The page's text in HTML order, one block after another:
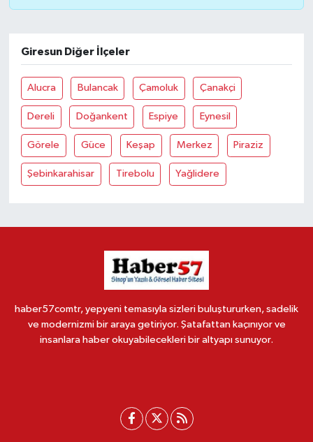
Giresun Diğer İlçeler
Alucra Bulancak Çamoluk Çanakçi
Dereli Doğankent Espiye Eynesil
Görele Güce Keşap Merkez Piraziz
Şebinkarahisar Tirebolu Yağlidere
haber57comtr, yepyeni temasıyla sizleri buluştururken, sadelik
ve modernizmi bir araya getiriyor. Şatafattan kaçınıyor ve
insanlara haber okuyabilecekleri bir altyapı sunuyor.